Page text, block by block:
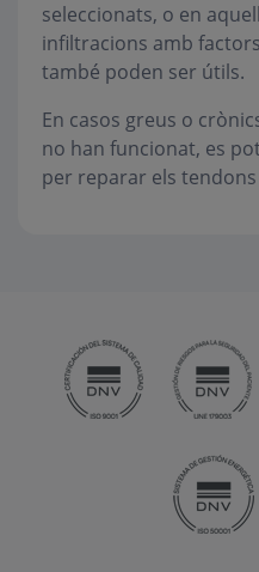
seleccionats, o en
infiltracions amb
també poden ser útils.
En casos greus o
no han funcionat, es
per reparar els